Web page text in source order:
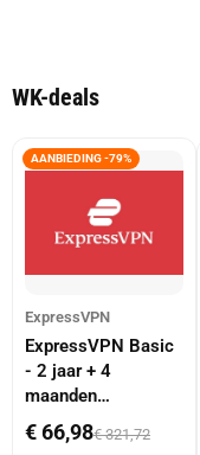
WK-deals
AANBIEDING -79%
ExpressVPN
ExpressVPN Basic
- 2 jaar + 4
maanden
abonnement
€ 66,98€ 321,72